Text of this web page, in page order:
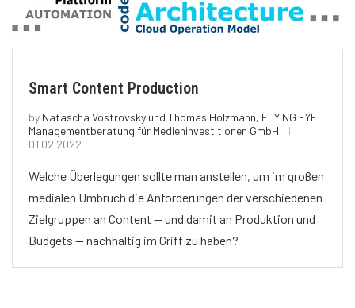
Smart Content Production
by Natascha Vostrovsky und Thomas Holzmann, FLYING EYE
Managementberatung für Medieninvestitionen GmbH
01.02.2022
Welche Überlegungen sollte man anstellen, um im großen
medialen Umbruch die Anforderungen der verschiedenen
Zielgruppen an Content — und damit an Produktion und
Budgets — nachhaltig im Griff zu haben?